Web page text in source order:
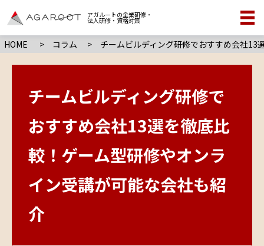
アガルートの企業研修・
法人研修・資格対策
HOME > コラム > チームビルディング研修でおすすめ会社13
チームビルディング研修で
おすすめ会社13選を徹底比
較！ゲーム型研修やオンラ
イン受講が可能な会社も紹
介